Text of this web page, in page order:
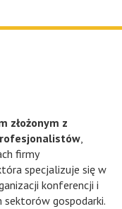
złożonym z
,
firmy
specjalizuje się w
konferencji i
sektorów gospodarki.